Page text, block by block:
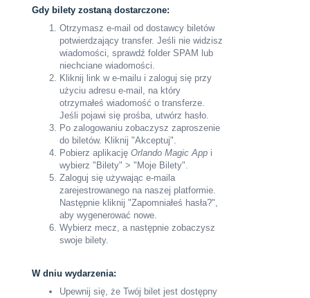
Gdy bilety zostaną dostarczone:
Otrzymasz e-mail od dostawcy biletów
potwierdzający transfer. Jeśli nie widzisz
wiadomości, sprawdź folder SPAM lub
niechciane wiadomości.
Kliknij link w e-mailu i zaloguj się przy
użyciu adresu e-mail, na który
otrzymałeś wiadomość o transferze.
Jeśli pojawi się prośba, utwórz hasło.
Po zalogowaniu zobaczysz zaproszenie
do biletów. Kliknij "Akceptuj".
Pobierz aplikację Orlando Magic App i
wybierz "Bilety" > "Moje Bilety".
Zaloguj się używając e-maila
zarejestrowanego na naszej platformie.
Następnie kliknij "Zapomniałeś hasła?",
aby wygenerować nowe.
Wybierz mecz, a następnie zobaczysz
swoje bilety.
W dniu wydarzenia:
Upewnij się, że Twój bilet jest dostępny